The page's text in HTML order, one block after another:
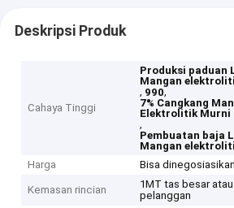
Deskripsi Produk
Cahaya Tinggi
Produksi paduan
Mangan
, 990,
7% Cangkang
Elektrolitik Murni
,
Pembuatan baja
Mangan
Harga
Bisa dinegosiasikan
Kemasan rincian
1MT tas besar
pelanggan